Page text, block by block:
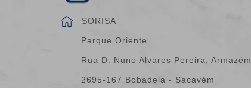
SORISA
Parque Oriente
Rua D. Nuno Alvares Pereira,
2695-167 Bobadela - Sacavém